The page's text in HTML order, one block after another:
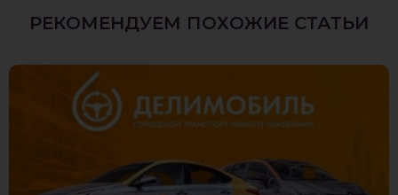
РЕКОМЕНДУЕМ ПОХОЖИЕ СТАТЬИ